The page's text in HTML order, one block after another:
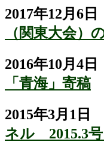
2017年12月6日
（関東大会）
2016年10月4日
「青海」寄稿
2015年3月1日
ネル 2015.3